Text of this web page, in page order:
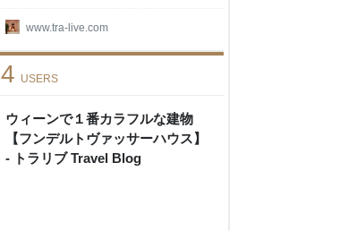
www.tra-live.com
ウィーンで１番カラフルな建物
【フンデルトヴァッサーハウス】
- トラリブ Travel Blog
4 USERS